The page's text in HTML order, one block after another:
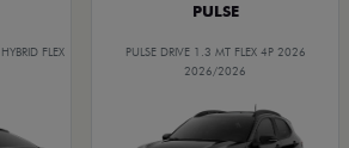
FLEX
PULSE
PULSE DRIVE 1.3 MT FLEX 4P 2026
2026/2026